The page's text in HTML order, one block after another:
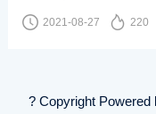
2021-08-27 220
? Copyright Powered